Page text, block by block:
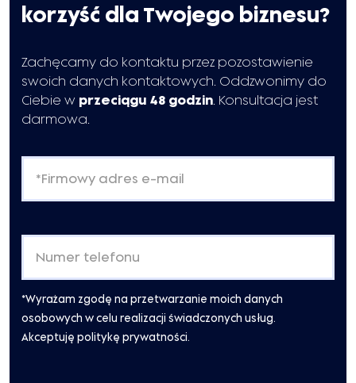
korzyść dla Twojego biznesu?
Zachęcamy do kontaktu przez pozostawienie
swoich danych kontaktowych. Oddzwonimy do
Ciebie w przeciągu 48 godzin . Konsultacja jest
darmowa.
*Wyrażam zgodę na przetwarzanie moich danych
osobowych w celu realizacji świadczonych usług.
Akceptuję politykę prywatności.